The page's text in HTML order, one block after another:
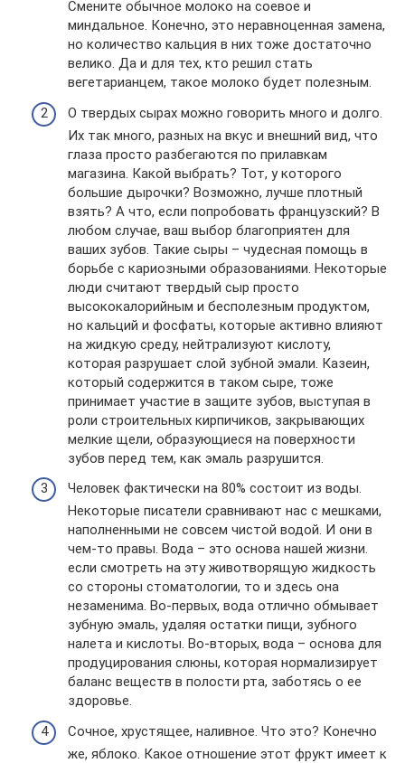
Смените обычное молоко на соевое и
миндальное. Конечно, это неравноценная замена,
но количество кальция в них тоже достаточно
велико. Да и для тех, кто решил стать
вегетарианцем, такое молоко будет полезным.
О твердых сырах можно говорить много и долго.
Их так много, разных на вкус и внешний вид, что
глаза просто разбегаются по прилавкам
магазина. Какой выбрать? Тот, у которого
большие дырочки? Возможно, лучше плотный
взять? А что, если попробовать французский? В
любом случае, ваш выбор благоприятен для
ваших зубов. Такие сыры – чудесная помощь в
борьбе с кариозными образованиями. Некоторые
люди считают твердый сыр просто
высококалорийным и бесполезным продуктом,
но кальций и фосфаты, которые активно влияют
на жидкую среду, нейтрализуют кислоту,
которая разрушает слой зубной эмали. Казеин,
который содержится в таком сыре, тоже
принимает участие в защите зубов, выступая в
роли строительных кирпичиков, закрывающих
мелкие щели, образующиеся на поверхности
зубов перед тем, как эмаль разрушится.
Человек фактически на 80% состоит из воды.
Некоторые писатели сравнивают нас с мешками,
наполненными не совсем чистой водой. И они в
чем-то правы. Вода – это основа нашей жизни.
если смотреть на эту животворящую жидкость
со стороны стоматологии, то и здесь она
незаменима. Во-первых, вода отлично обмывает
зубную эмаль, удаляя остатки пищи, зубного
налета и кислоты. Во-вторых, вода – основа для
продуцирования слюны, которая нормализирует
баланс веществ в полости рта, заботясь о ее
здоровье.
Сочное, хрустящее, наливное. Что это? Конечно
же, яблоко. Какое отношение этот фрукт имеет к